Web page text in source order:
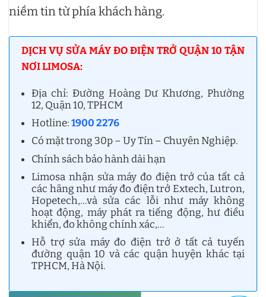
niềm tin từ phía khách hàng.
DỊCH VỤ SỬA MÁY ĐO ĐIỆN TRỞ QUẬN 10 TẬN
NƠI LIMOSA:
Địa chỉ: Đường Hoàng Dư Khương, Phường
12, Quận 10, TPHCM
Hotline:1900 2276
Có mặt trong 30p – Uy Tín – Chuyên Nghiệp.
Chính sách bảo hành dài hạn
Limosa nhận sửa máy đo điện trở của tất cả
các hãng như máy đo điện trở Extech, Lutron,
Hopetech,…và sửa các lỗi như máy không
hoạt động, máy phát ra tiếng động, hư điều
khiển, đo không chính xác,…
Hỗ trợ sửa máy đo điện trở ở tất cả tuyến
đường quận 10 và các quận huyện khác tại
TPHCM, Hà Nội.